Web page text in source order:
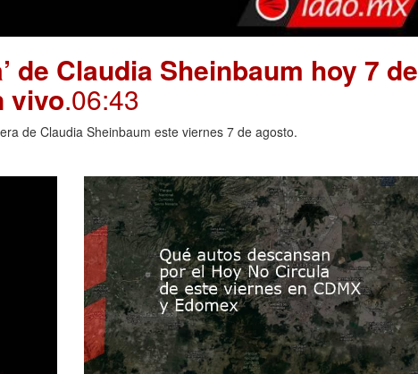
de Claudia Sheinbaum hoy 7 de
vivo.06:43
de Claudia Sheinbaum este viernes 7 de agosto.